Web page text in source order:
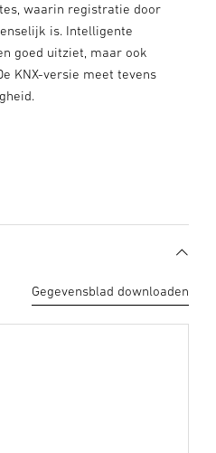
waarin registratie door
is. Intelligente
goed uitziet, maar ook
KNX-versie meet tevens
Gegevensblad downloaden